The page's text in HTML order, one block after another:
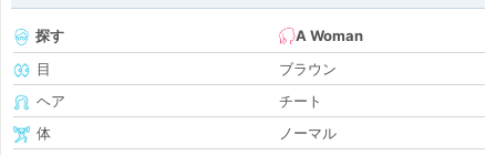
探す
A Woman
目
ブラウン
ヘア
チート
体
ノーマル